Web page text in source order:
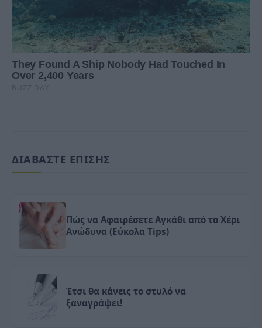
ΔΙΑΒΑΣΤΕ ΕΠΙΣΗΣ
Πώς να Αφαιρέσετε Αγκάθι από το Χέρι
Ανώδυνα (Εύκολα Tips)
Έτσι θα κάνεις το στυλό να
ξαναγράψει!